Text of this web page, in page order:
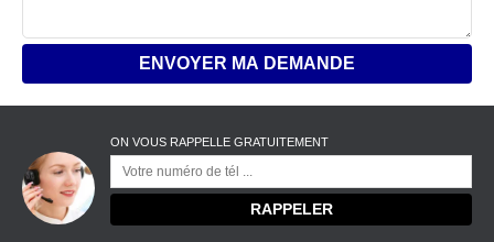
ON VOUS RAPPELLE GRATUITEMENT